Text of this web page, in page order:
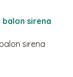
sirena